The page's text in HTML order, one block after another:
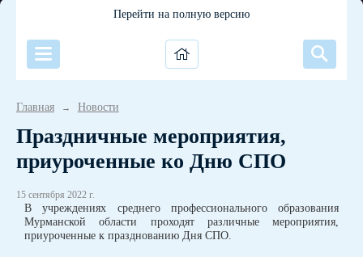
Перейти на полную версию
Главная → Новости
Праздничные мероприятия,
приуроченные ко Дню СПО
15 сентября 2022 г.
В учреждениях среднего профессионального образования
Мурманской области проходят различные мероприятия,
приуроченные к празднованию Дня СПО.